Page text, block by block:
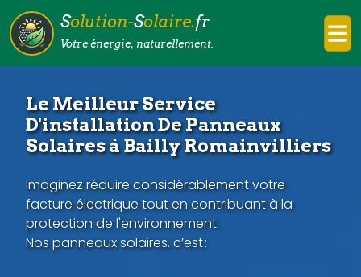
Solution-Solaire.fr
Votre énergie, naturellement.
Le Meilleur Service
D'installation De Panneaux
Solaires à Bailly Romainvilliers
Imaginez réduire considérablement votre
facture électrique tout en contribuant à la
protection de l'environnement.
Nos panneaux solaires, c’est :